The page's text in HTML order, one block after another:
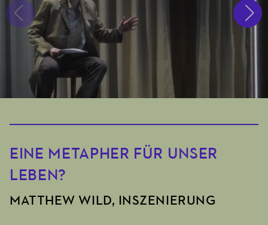
EINE METAPHER FÜR UNSER
LEBEN?
MATTHEW WILD, INSZENIERUNG